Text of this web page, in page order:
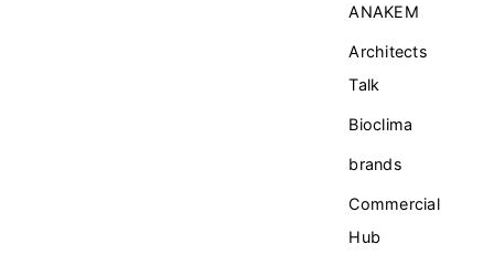
ANAKEM
Architects
Talk
Bioclima
brands
Commercial
Ηub